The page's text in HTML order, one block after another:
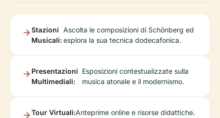
Stazioni
Musicali:
Ascolta le composizioni di Schönberg ed
esplora la sua tecnica dodecafonica.
Presentazioni
Multimediali:
Esposizioni contestualizzate sulla
musica atonale e il modernismo.
Tour Virtuali:Anteprime online e risorse didattiche.